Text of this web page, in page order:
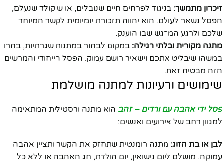
זיכרון מתמשך: בניגוד לפרחים חיים שנובלים, או שוקולד שנעלם,
הפסל נשאר לעולם. הוא יהווה תזכורת יומיומית לקשר המיוחד
שלכם ולרגע המרגש שבו הוענק.
מתנה מקורית ובלתי רגילה: במקום לבחור במתנות שגרתיות, בחרו
במשהו שיבליט אתכם וישאיר רושם עמוק. הפסל הייחודי והמרשים
הזה מבטיח זאת.
שימושים ורעיונות למתנה מושלמת
פסל ידי אהבה עם ורדים – זהב הוא מתנה ורסטילית המתאימה
למגוון רחב של אירועים ואנשים:
לבן או בת הזוג: מתנה רומנטית שתחזק את הקשר ותציין אהבה
עמוקה. מושלם ליום נישואין, יום הולדת, חג האהבה או ללא כל